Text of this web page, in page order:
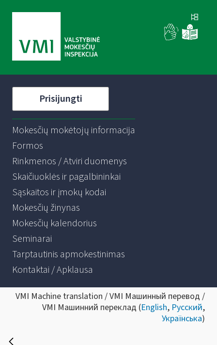
Prisijungti
Mokesčių mokėtojų informacija
Formos
Rinkmenos / Atviri duomenys
Skaičiuoklės ir pagalbininkai
Sąskaitos ir įmokų kodai
Mokesčių žinynas
Mokesčių kalendorius
Seminarai
Tarptautinis apmokestinimas
Kontaktai / Apklausa
VMI Machine translation / VMI Машинный перевод /
VMI Машинний переклад (English, Русский,
Українська)